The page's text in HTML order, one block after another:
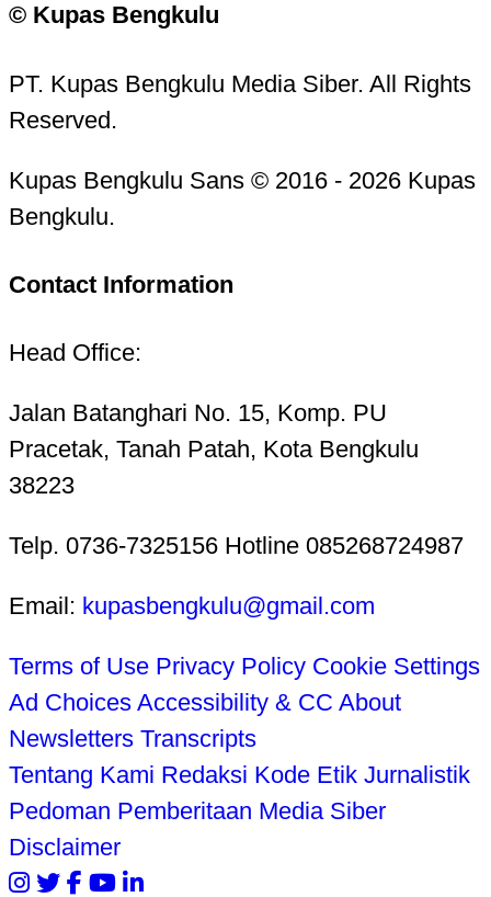
© Kupas Bengkulu
PT. Kupas Bengkulu Media Siber. All Rights
Reserved.
Kupas Bengkulu Sans © 2016 - 2026 Kupas
Bengkulu.
Contact Information
Head Office:
Jalan Batanghari No. 15, Komp. PU
Pracetak, Tanah Patah, Kota Bengkulu
38223
Telp. 0736-7325156 Hotline 085268724987
Email: kupasbengkulu@gmail.com
Terms of Use Privacy Policy Cookie Settings
Ad Choices Accessibility & CC About
Newsletters Transcripts
Tentang Kami Redaksi Kode Etik Jurnalistik
Pedoman Pemberitaan Media Siber
Disclaimer